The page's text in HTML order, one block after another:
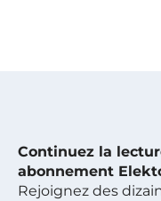
Continuez la
abonnement
Rejoignez des